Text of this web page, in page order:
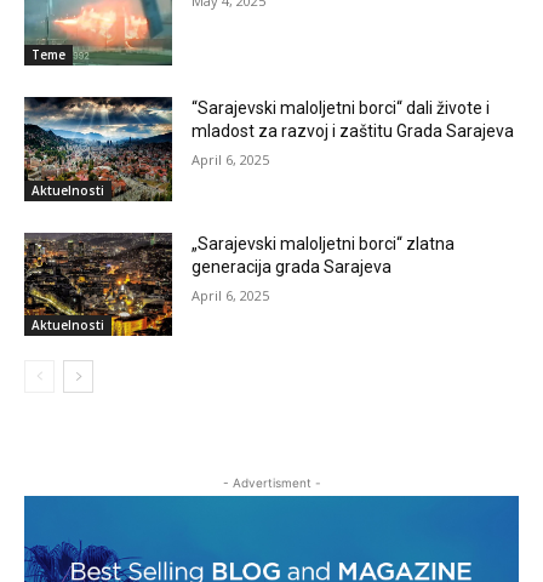
Teme
Aktuelnosti
“Sarajevski maloljetni borci“ dali živote i
mladost za razvoj i zaštitu Grada Sarajeva
April 6, 2025
Aktuelnosti
„Sarajevski maloljetni borci“ zlatna
generacija grada Sarajeva
April 6, 2025
- Advertisment -